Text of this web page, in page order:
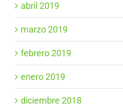
abril 2019
marzo 2019
febrero 2019
enero 2019
diciembre 2018